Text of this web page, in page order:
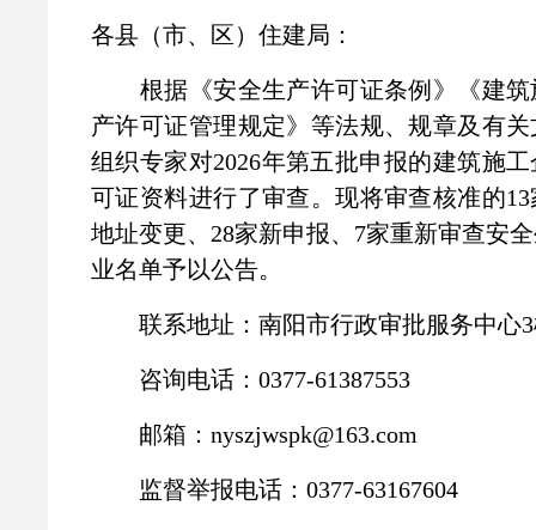
各县（市、区）住建局：
根据《安全生产许可证条例》《建筑
产许可证管理规定》等法规、规章及有
组织专家对2026年第五批申报的建筑施
可证资料进行了审查。现将审查核准的
地址变更、28家新申报、7家重新审查安
业名单予以公告。
联系地址：南阳市行政审批服务中心3
咨询电话：0377-61387553
邮箱：nyszjwspk@163.com
监督举报电话：0377-63167604